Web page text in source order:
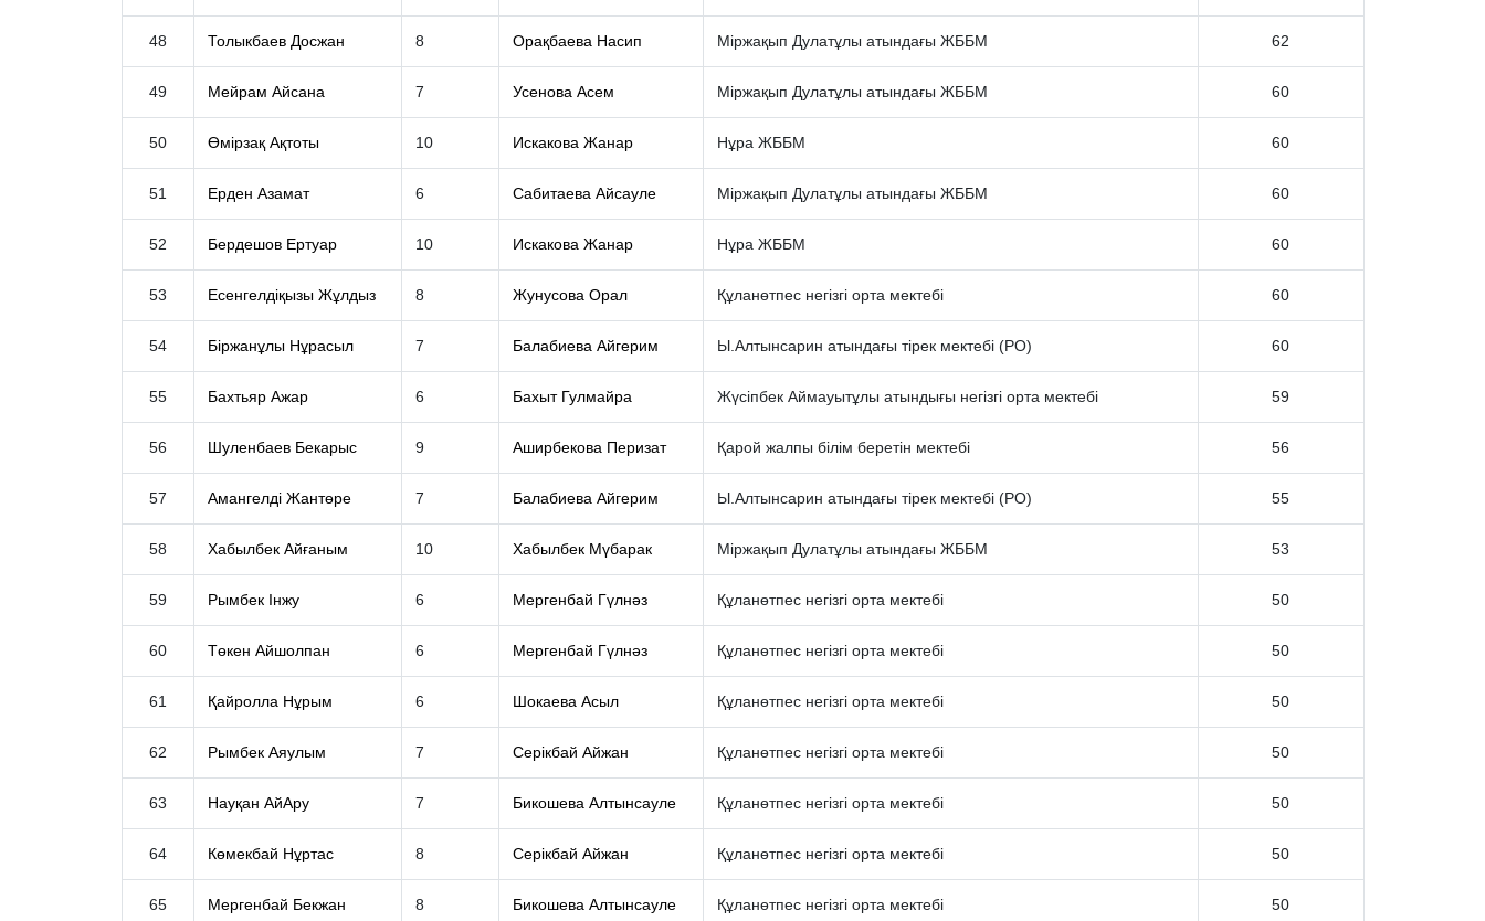
48 Толыкбаев Досжан 8 Орақбаева Насип Міржақып Дулатұлы атындағы ЖББМ 62
49 Мейрам Айсана 7 Усенова Асем Міржақып Дулатұлы атындағы ЖББМ 60
50 Өмірзақ Ақтоты 10 Искакова Жанар Нұра ЖББМ 60
51 Ерден Азамат 6 Сабитаева Айсауле Міржақып Дулатұлы атындағы ЖББМ 60
52 Бердешов Ертуар 10 Искакова Жанар Нұра ЖББМ 60
53 Есенгелдіқызы Жұлдыз 8 Жунусова Орал Құланөтпес негізгі орта мектебі 60
54 Біржанұлы Нұрасыл 7 Балабиева Айгерим Ы.Алтынсарин атындағы тірек мектебі (РО) 60
55 Бахтьяр Ажар 6 Бахыт Гулмайра Жүсіпбек Аймауытұлы атындығы негізгі орта мектебі 59
56 Шуленбаев Бекарыс 9 Аширбекова Перизат Қарой жалпы білім беретін мектебі 56
57 Амангелді Жантөре 7 Балабиева Айгерим Ы.Алтынсарин атындағы тірек мектебі (РО) 55
58 Хабылбек Айғаным 10 Хабылбек Мүбарак Міржақып Дулатұлы атындағы ЖББМ 53
59 Рымбек Інжу 6 Мергенбай Гүлнәз Құланөтпес негізгі орта мектебі 50
60 Төкен Айшолпан 6 Мергенбай Гүлнәз Құланөтпес негізгі орта мектебі 50
61 Қайролла Нұрым 6 Шокаева Асыл Құланөтпес негізгі орта мектебі 50
62 Рымбек Аяулым 7 Серікбай Айжан Құланөтпес негізгі орта мектебі 50
63 Науқан АйАру 7 Бикошева Алтынсауле Құланөтпес негізгі орта мектебі 50
64 Көмекбай Нұртас 8 Серікбай Айжан Құланөтпес негізгі орта мектебі 50
65 Мергенбай Бекжан 8 Бикошева Алтынсауле Құланөтпес негізгі орта мектебі 50